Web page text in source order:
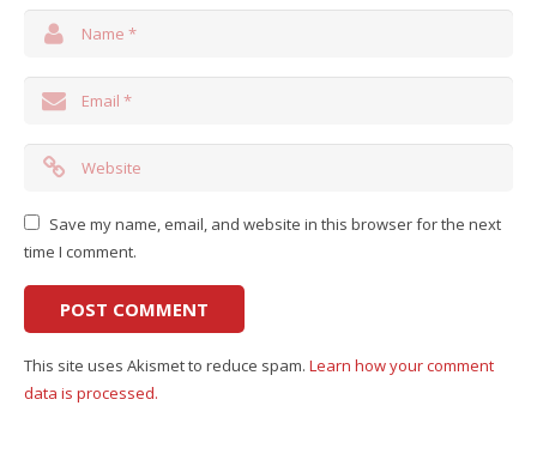
Save my name, email, and website in this browser for the next
time I comment.
This site uses Akismet to reduce spam. Learn how your comment
data is processed.